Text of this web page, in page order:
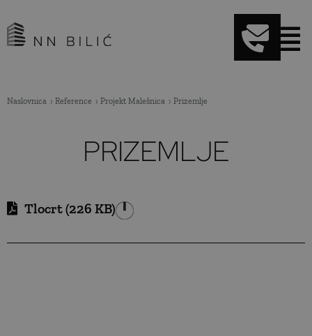
Naslovnica Reference Projekt Malešnica Prizemlje
PRIZEMLJE
Tlocrt (226 KB)